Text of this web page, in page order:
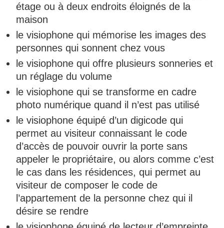
étage ou à deux endroits éloignés de la
maison
le visiophone qui mémorise les images des
personnes qui sonnent chez vous
le visiophone qui offre plusieurs sonneries et
un réglage du volume
le visiophone qui se transforme en cadre
photo numérique quand il n’est pas utilisé
le visiophone équipé d’un digicode qui
permet au visiteur connaissant le code
d’accès de pouvoir ouvrir la porte sans
appeler le propriétaire, ou alors comme c’est
le cas dans les résidences, qui permet au
visiteur de composer le code de
l’appartement de la personne chez qui il
désire se rendre